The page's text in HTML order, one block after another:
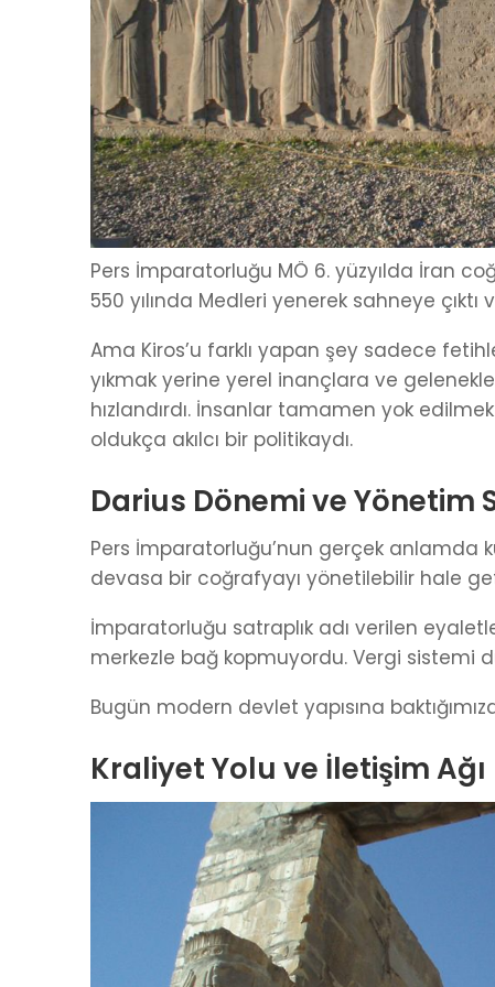
Pers İmparatorluğu MÖ 6. yüzyılda İran
550 yılında Medleri yenerek sahneye
Ama Kiros’u farklı yapan şey sadece
yıkmak yerine yerel inançlara ve
hızlandırdı. İnsanlar tamamen yok
oldukça akılcı bir politikaydı.
Darius Dönemi ve Yönetim
Pers İmparatorluğu’nun gerçek anlamda
devasa bir coğrafyayı yönetilebilir hale
İmparatorluğu satraplık adı verilen
merkezle bağ kopmuyordu. Vergi sistemi
Bugün modern devlet yapısına
Kraliyet Yolu ve İletişim Ağı